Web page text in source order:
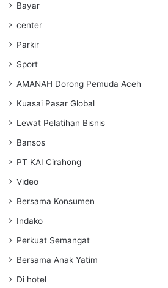
Bayar
center
Parkir
Sport
AMANAH Dorong Pemuda Aceh
Kuasai Pasar Global
Lewat Pelatihan Bisnis
Bansos
PT KAI Cirahong
Video
Bersama Konsumen
Indako
Perkuat Semangat
Bersama Anak Yatim
Di hotel